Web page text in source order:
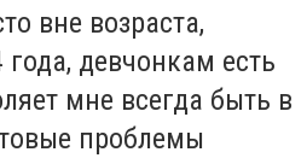
вне возраста,
девчонкам есть
мне всегда быть в
проблемы